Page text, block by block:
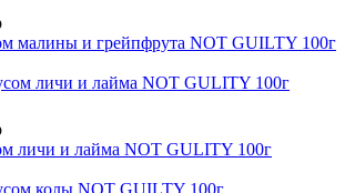
малины и грейпфрута NOT GUILTY 100г
личи и лайма NOT GULITY 100г